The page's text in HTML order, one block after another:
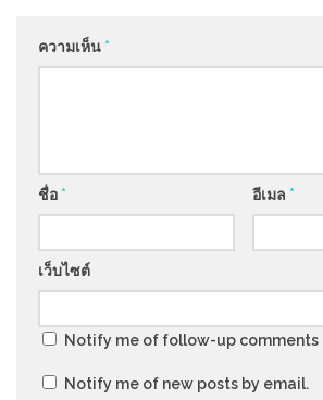
ความเห็น *
ชื่อ * อีเมล *
เว็บไซต์
Notify me of follow-up comments
Notify me of new posts by email.